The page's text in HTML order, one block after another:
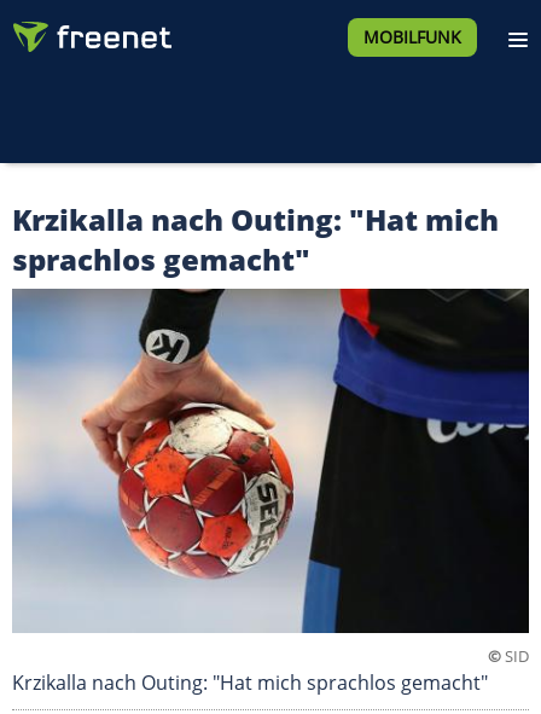
MOBILFUNK
Krzikalla nach Outing: "Hat mich
sprachlos gemacht"
©SID
Krzikalla nach Outing: "Hat mich sprachlos gemacht"